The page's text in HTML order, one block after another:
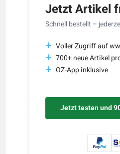
Jetzt Artikel
Schnell bestellt –
Voller Zugriff auf
700+ neue Artikel
OZ-App inklusive
Jetzt testen und